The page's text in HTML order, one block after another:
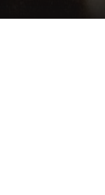
रहा है